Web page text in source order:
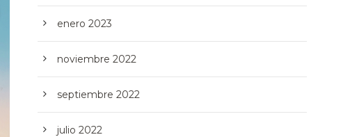
enero 2023
noviembre 2022
septiembre 2022
julio 2022